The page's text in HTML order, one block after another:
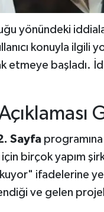
yönündeki
konuyla ilgili
etmeye başladı.
Sayfaprogramına
birçok yapım
ifadelerine
ve gelen